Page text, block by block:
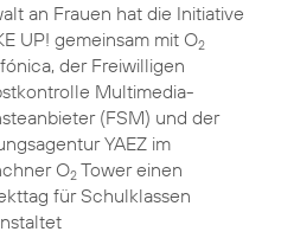
an Frauen hat die Initiative
UP! gemeinsam mit O2
der Freiwilligen
Multimedia-
(FSM) und der
YAEZ im
O2Tower einen
für Schulklassen